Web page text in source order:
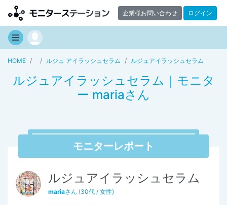
企業様お問い合わせ ログイン
HOME ルジュ アイラッシュセラム ルジュアイラッシュセラム
ルジュアイラッシュセラム｜モニタ
ー mariaさん
モニターレポート
ルジュアイラッシュセラム
mariaさん (30代 / 女性)